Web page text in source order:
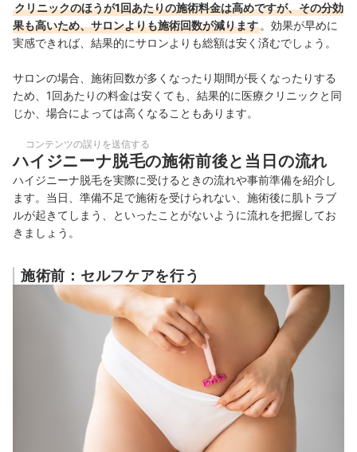
クリニックのほうが1回あたりの施術料金は高めですが、その分効
果も高いため、サロンよりも施術回数が減ります 。効果が早めに
実感できれば、結果的にサロンよりも総額は安く済むでしょう。
サロンの場合、施術回数が多くなったり期間が長くなったりする
ため、1回あたりの料金は安くても、結果的に医療クリニックと同
じか、場合によっては高くなることもあります。
コンテンツの誤りを送信する
ハイジニーナ脱毛の施術前後と当日の流れ
ハイジニーナ脱毛を実際に受けるときの流れや事前準備を紹介し
ます。当日、準備不足で施術を受けられない、施術後に肌トラブ
ルが起きてしまう、といったことがないように流れを把握してお
きましょう。
施術前：セルフケアを行う